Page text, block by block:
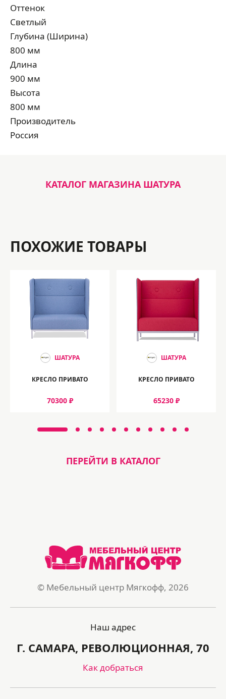
Оттенок
Светлый
Глубина (Ширина)
800 мм
Длина
900 мм
Высота
800 мм
Производитель
Россия
КАТАЛОГ МАГАЗИНА ШАТУРА
ПОХОЖИЕ ТОВАРЫ
ШАТУРА
КРЕСЛО ПРИВАТО
70300 ₽
ШАТУРА
КРЕСЛО ПРИВАТО
65230 ₽
ПЕРЕЙТИ В КАТАЛОГ
© Мебельный центр Мягкофф, 2026
Наш адрес
Г. САМАРА, РЕВОЛЮЦИОННАЯ, 70
Как добраться